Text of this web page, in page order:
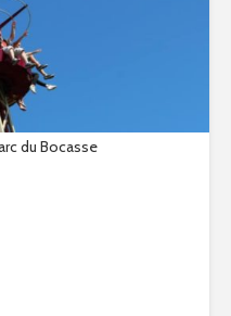
du Bocasse